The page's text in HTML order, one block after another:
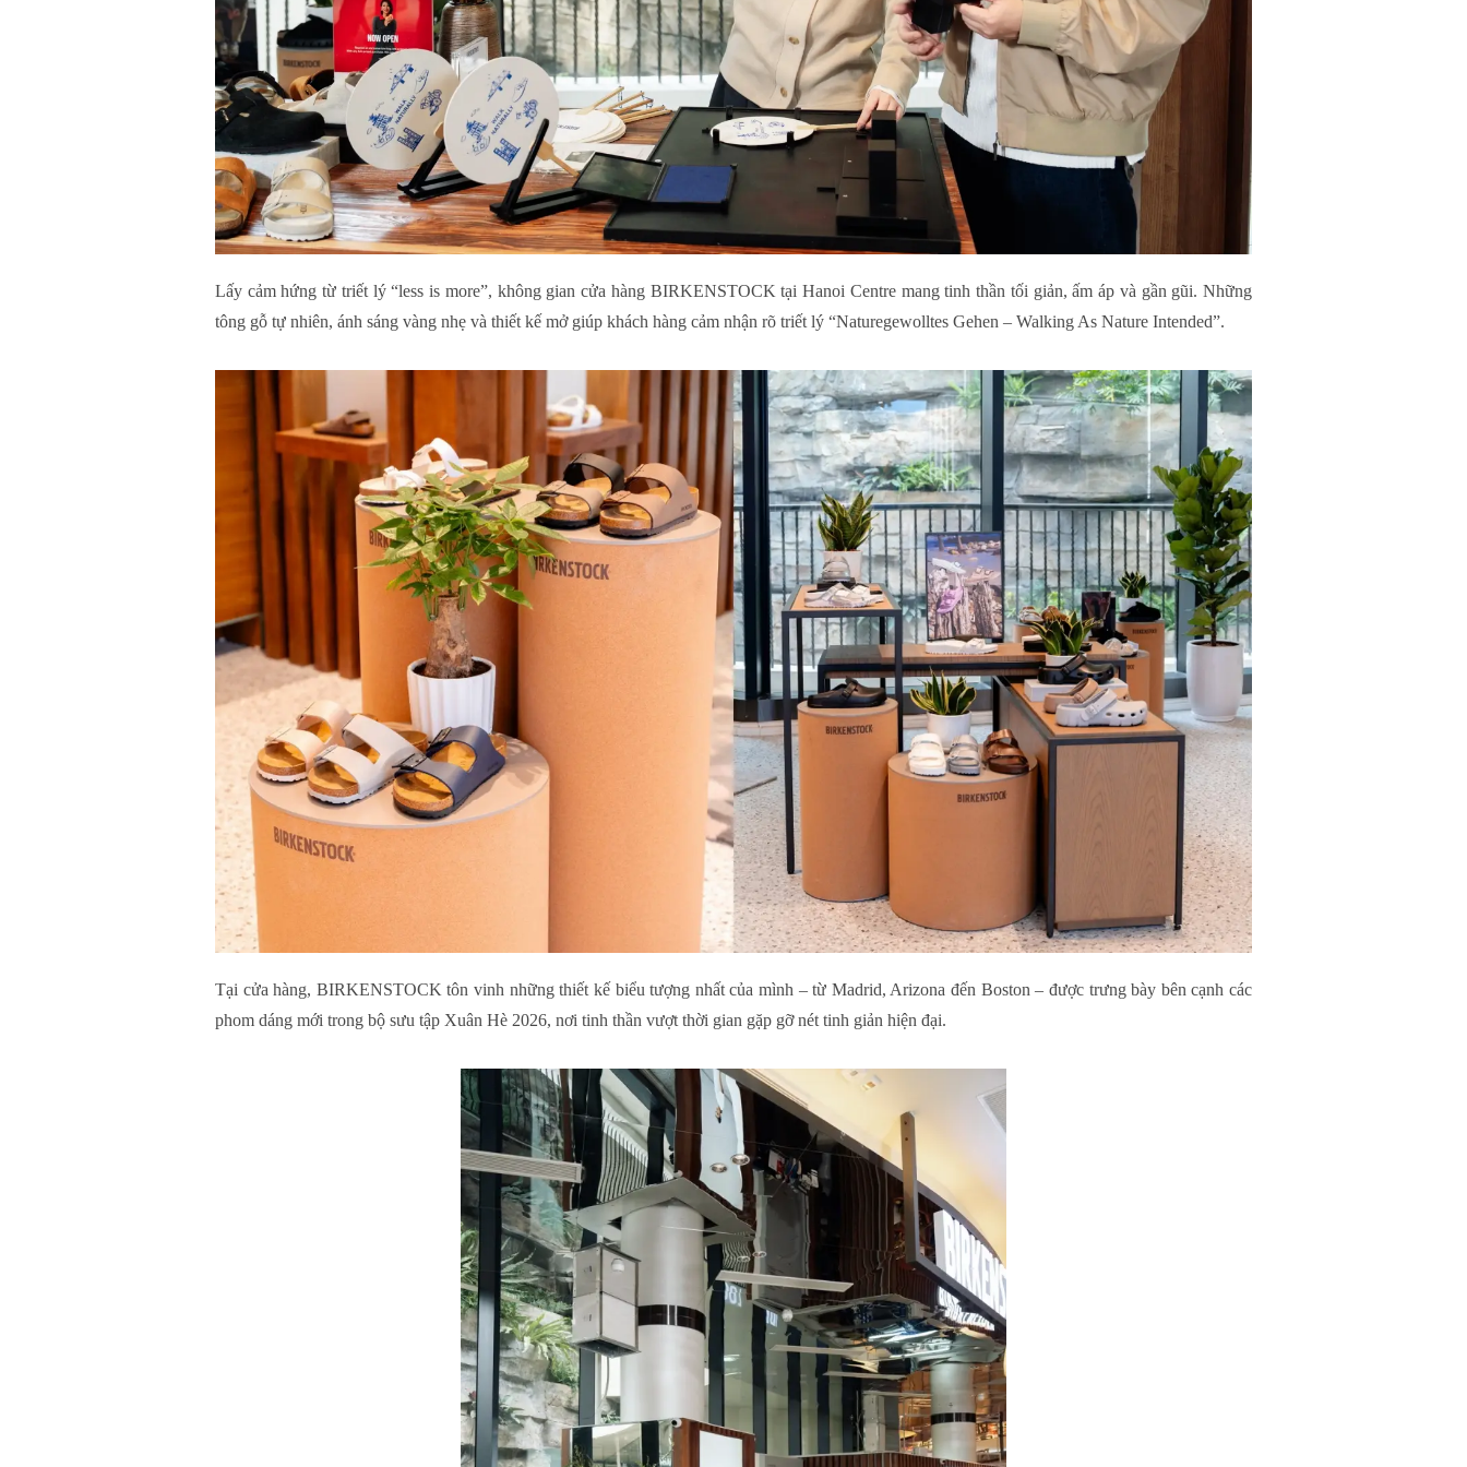
Lấy cảm hứng từ triết lý “less is more”, không gian cửa hàng BIRKENSTOCK tại Hanoi Centre mang tinh thần tối giản, ấm áp và gần gũi. Những
tông gỗ tự nhiên, ánh sáng vàng nhẹ và thiết kế mở giúp khách hàng cảm nhận rõ triết lý “Naturegewolltes Gehen – Walking As Nature Intended”.
Tại cửa hàng, BIRKENSTOCK tôn vinh những thiết kế biểu tượng nhất của mình – từ Madrid, Arizona đến Boston – được trưng bày bên cạnh các
phom dáng mới trong bộ sưu tập Xuân Hè 2026, nơi tinh thần vượt thời gian gặp gỡ nét tinh giản hiện đại.